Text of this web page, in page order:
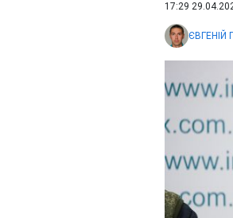
17:29
ЄВГЕНІЙ